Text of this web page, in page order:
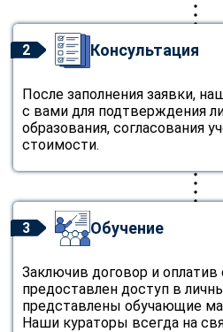
2 Консультация
После заполнения заявки,
с вами для подтверждения
образования, согласования
стоимости.
3 Обучение
Заключив договор и оплатив
предоставлен доступ в
представлены обучающие
Наши кураторы всегда на